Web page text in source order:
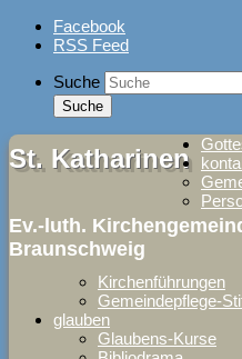
Skip
Facebook
RSS Feed
Suche
St. Katharinen
Ev.-luth.
Braunschweig
Kirchenführungen
Gemeindepflege-
glauben
Glaubens-Kurse